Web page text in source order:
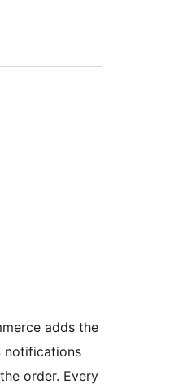
adds the
notifications
order. Every